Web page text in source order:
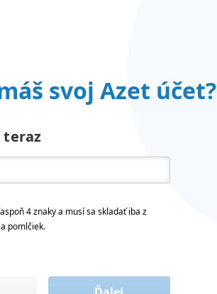
svoj Azet účet?
teraz
4 znaky a musí sa skladať iba z
pomlčiek.